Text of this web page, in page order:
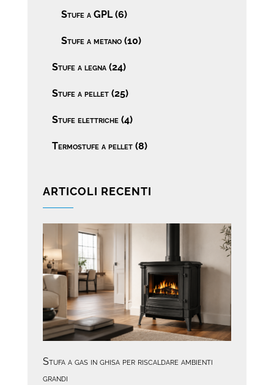
Stufe a GPL (6)
Stufe a metano (10)
Stufe a legna (24)
Stufe a pellet (25)
Stufe elettriche (4)
Termostufe a pellet (8)
ARTICOLI RECENTI
Stufa a gas in ghisa per riscaldare ambienti
grandi